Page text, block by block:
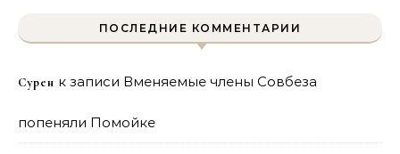
ПОСЛЕДНИЕ КОММЕНТАРИИ
Сурен к записи Вменяемые члены Совбеза
попеняли Помойке